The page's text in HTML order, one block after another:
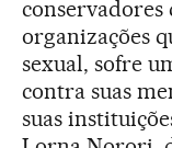
conservadores
organizações
sexual, sofre
contra suas
suas